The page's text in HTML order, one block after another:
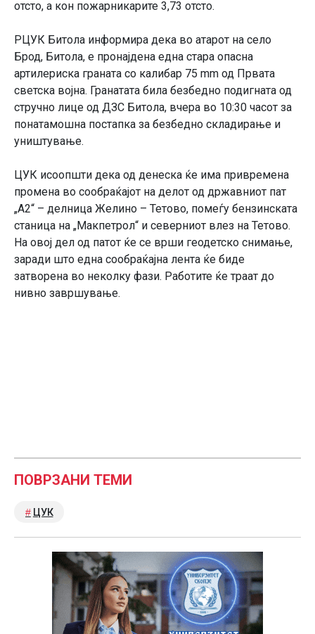
отсто, а кон пожарникарите 3,73 отсто.
РЦУК Битола информира дека во атарот на село
Брод, Битола, е пронајдена една стара опасна
артилериска граната со калибар 75 mm од Првата
светска војна. Гранатата била безбедно подигната од
стручно лице од ДЗС Битола, вчера во 10:30 часот за
понатамошна постапка за безбедно складирање и
уништување.
ЦУК исоопшти дека од денеска ќе има привремена
промена во сообраќајот на делот од државниот пат
„А2“ – делница Желино – Тетово, помеѓу бензинската
станица на „Макпетрол“ и северниот влез на Тетово.
На овој дел од патот ќе се врши геодетско снимање,
заради што една сообраќајна лента ќе биде
затворена во неколку фази. Работите ќе траат до
нивно завршување.
ПОВРЗАНИ ТЕМИ
ЦУК